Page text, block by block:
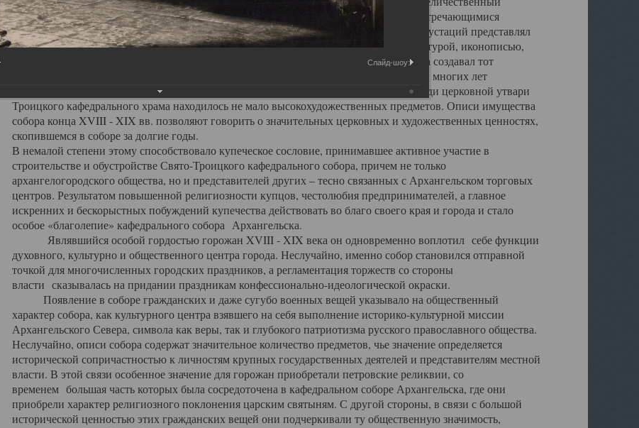
иконостас украшенный колоннами ионического стиля, с единственными нигде не встречающимися
царскими вратами, изящным фронтоном и множеством резных, символических инкрустаций представлял
собой поистине художественную ценность. В совокупности же с живописью, скульптурой, иконописью,
шитьем, многочисленными предметами церковной утвари интерьер Троицкого храма создавал тот
неповторимый красочный ансамбль декоративного убранства собора, на протяжении многих лет
поражающий воображение своих посетителей. В соборной ризнице, библиотеке, среди церковной утвари
Троицкого кафедрального храма находилось не мало высокохудожественных предметов. Описи имущества
собора конца XVIII - XIX вв. позволяют говорить о значительных церковных и художественных ценностях,
скопившемся в соборе за долгие годы.
В немалой степени этому способствовало купеческое сословие, принимавшее активное участие в
строительстве и обустройстве Свято-Троицкого кафедрального собора, причем не только
архангелогородского общества, но и представителей других – тесно связанных с Архангельском торговых
центров. Результатом повышенной религиозности купцов, честолюбия предпринимателей, а главное
искренних и бескорыстных побуждений купечества действовать во благо своего края и города и стало
особое «благолепие» кафедрального собора Архангельска.
Являвшийся особой гордостью горожан XVIII - XIX века он одновременно воплотил себе функции
духовного, культурно и общественного центра города. Неслучайно, именно собор становился отправной
точкой для многочисленных городских праздников, а регламентация торжеств со стороны
власти сказывалась на придании праздникам конфессионально-идеологической окраски.
Появление в соборе гражданских и даже сугубо военных вещей указывало на общественный
характер собора, как культурного центра взявшего на себя выполнение историко-культурной миссии
Архангельского Севера, символа как веры, так и глубокого патриотизма русского православного общества.
Неслучайно, описи собора содержат значительное количество предметов, чье значение определяется
исторической сопричастностью к личностям крупных государственных деятелей и представителям местной
власти. В этой связи особенное значение для горожан приобретали петровские реликвии, со
временем большая часть которых была сосредоточена в кафедральном соборе Архангельска, где они
приобрели характер религиозного поклонения царским святыням. С другой стороны, в связи с большой
исторической ценностью этих гражданских вещей они подчеркивали ту общественную значимость,
Слайд-шоу: